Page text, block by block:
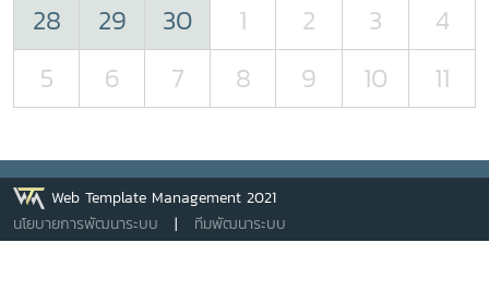
28
29 30 1 2 3
4
5
6 7 8 9 10 11
Web Template Management 2021
นโยบายการพัฒนาระบบ | ทีมพัฒนาระบบ